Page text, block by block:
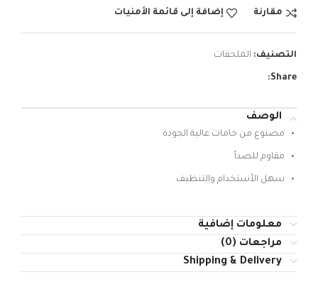
مقارنة إضافة إلى قائمة الأمنيات
التصنيف: الملحقات
Share:
الوصف
مصنوع من خامات عالية الجودة
مقاوم للصدأ
سهل الأستخدام والتنظيف
معلومات إضافية
مراجعات (0)
Shipping & Delivery